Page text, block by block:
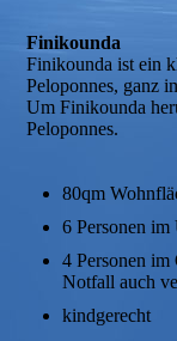
Finikounda
Finikounda ist ein
Peloponnes, ganz
Um Finikounda
Peloponnes.
80qm
6 Personen im
4 Personen
Notfall auch
kindgerecht